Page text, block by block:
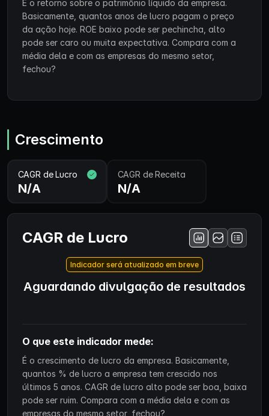
É o retorno sobre o patrimônio líquido da empresa.
Basicamente, quantos anos de lucro pagam o preço
da ação hoje. ROE baixo pode ser pechincha, alto
pode ser caro ou muita expectativa. Compara com a
média dela e com as empresas do mesmo setor,
fechou?
Crescimento
CAGR de Lucro
N/A
CAGR de Receita
N/A
CAGR de Lucro
Indicador será atualizado em breve
Aguardando divulgação de resultados
O que este indicador mede:
É o crescimento de lucro da empresa. Basicamente,
quantos % de lucro a empresa tem crescido nos
últimos 5 anos. CAGR de lucro alto pode ser boa, baixa
pode ser ruim. Compara com a média dela e com as
empresas do mesmo setor, fechou?